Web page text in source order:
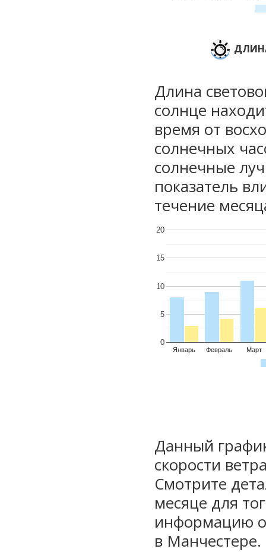
Длина
солнце
время от
солнечных
солнечные
показатель
течение
Январь Февраль Март
0
5
10
15
20
Данный
скорости
Смотрите
месяце для
информацию о
в Манчестере.